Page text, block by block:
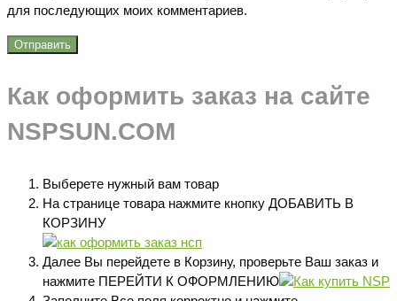
для последующих моих комментариев.
Как оформить заказ на сайте
NSPSUN.COM
Выберете нужный вам товар
На странице товара нажмите кнопку ДОБАВИТЬ В
КОРЗИНУ
Далее Вы перейдете в Корзину, проверьте Ваш заказ и
нажмите ПЕРЕЙТИ К ОФОРМЛЕНИЮ